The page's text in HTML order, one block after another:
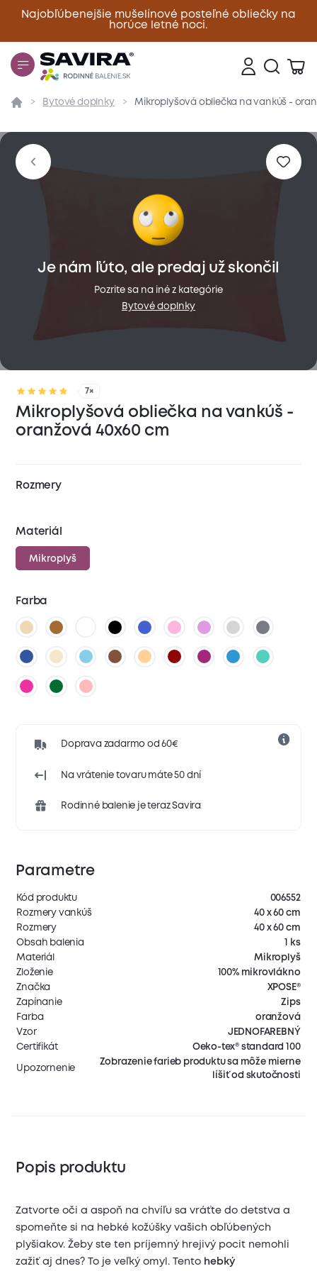
Najobľúbenejšie mušelínové posteľné obliečky na
horúce letné noci.
Zavrieť
Prehľad Parametre Popis produktu
Bytové doplnky Mikroplyšová obliečka na vankúš -
7×
Mikroplyšová obliečka na vankúš -
oranžová 40x60 cm
Rozmery
Materiál
Mikroplyš
Farba
Doprava zadarmo od 60€
Na vrátenie tovaru máte 50 dní
Rodinné balenie je teraz Savira
Je nám ľúto, ale predaj už skončil
Pozrite sa na iné z kategórie
Bytové doplnky
Parametre
Kód produktu
006552
Rozmery vankúš
40 x 60 cm
Rozmery
40 x 60 cm
Obsah balenia
1 ks
Materiál
Mikroplyš
Zloženie
100% mikrovlákno
Značka
XPOSE®
Zapínanie
Zips
Farba
oranžová
Vzor
JEDNOFAREBNÝ
Certifikát
Oeko-tex® standard 100
Upozornenie
Zobrazenie farieb produktu sa môže mierne
líšiť od skutočnosti
Popis produktu
Zatvorte oči a aspoň na chvíľu sa vráťte do detstva a
spomeňte si na hebké kožúšky vašich obľúbených
plyšiakov. Žeby ste ten príjemný hrejivý pocit nemohli
zažiť aj dnes? To je veľký omyl. Tento hebký